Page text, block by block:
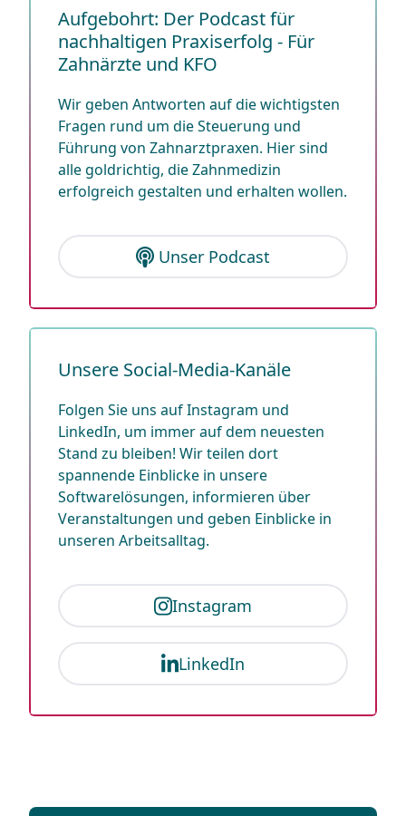
Aufgebohrt: Der Podcast für
nachhaltigen Praxiserfolg - Für
Zahnärzte und KFO
Wir geben Antworten auf die wichtigsten
Fragen rund um die Steuerung und
Führung von Zahnarztpraxen. Hier sind
alle goldrichtig, die Zahnmedizin
erfolgreich gestalten und erhalten wollen.
Unser Podcast
Unsere Social-Media-Kanäle
Folgen Sie uns auf Instagram und
LinkedIn, um immer auf dem neuesten
Stand zu bleiben! Wir teilen dort
spannende Einblicke in unsere
Softwarelösungen, informieren über
Veranstaltungen und geben Einblicke in
unseren Arbeitsalltag.
Instagram
LinkedIn